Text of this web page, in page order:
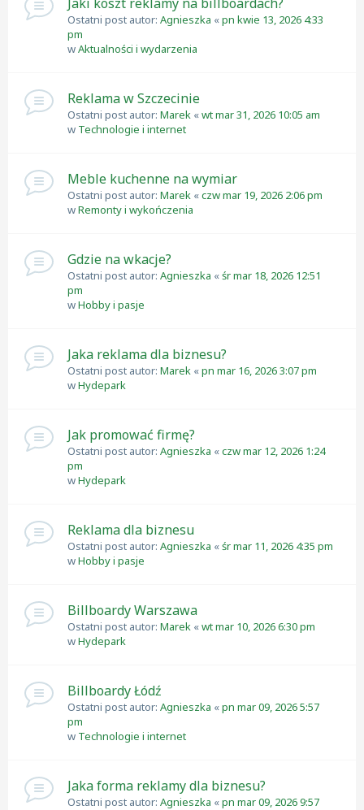
Ostatni post autor: Agnieszka «pn kwie 13, 2026 4:33
pm
wAktualności i wydarzenia
Reklama w Szczecinie
Ostatni post autor: Marek «wt mar 31, 2026 10:05 am
w Technologie i internet
Meble kuchenne na wymiar
Ostatni post autor: Marek «czw mar 19, 2026 2:06 pm
wRemonty i wykończenia
Gdzie na wkacje?
Ostatni post autor: Agnieszka «śr mar 18, 2026 12:51
pm
wHobby i pasje
Jaka reklama dla biznesu?
Ostatni post autor: Marek «pn mar 16, 2026 3:07 pm
wHydepark
Jak promować firmę?
Ostatni post autor: Agnieszka «czw mar 12, 2026 1:24
pm
wHydepark
Reklama dla biznesu
Ostatni post autor: Agnieszka «śr mar 11, 2026 4:35 pm
wHobby i pasje
Billboardy Warszawa
Ostatni post autor: Marek «wt mar 10, 2026 6:30 pm
wHydepark
Billboardy Łódź
Ostatni post autor: Agnieszka «pn mar 09, 2026 5:57
pm
w Technologie i internet
Jaka forma reklamy dla biznesu?
Ostatni post autor: Agnieszka «pn mar 09, 2026 9:57